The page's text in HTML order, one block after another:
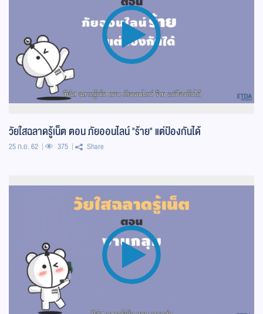
วัยใสฉลาดรู้เน็ต ตอน ภัยออนไลน์ "ร้าย" แต่ป้องกันได้
25 ก.ย. 62 375 Share